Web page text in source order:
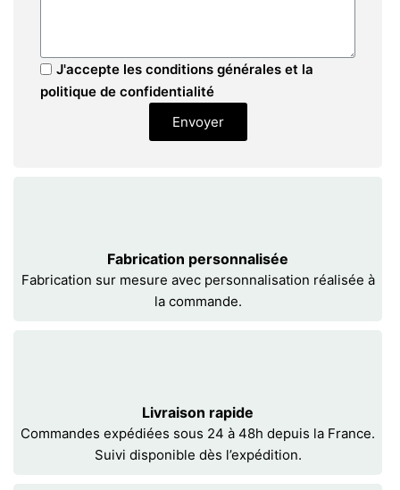
J'accepte les conditions générales et la
politique de confidentialité
Envoyer
Fabrication personnalisée
Fabrication sur mesure avec personnalisation réalisée à
la commande.
Livraison rapide
Commandes expédiées sous 24 à 48h depuis la France.
Suivi disponible dès l’expédition.